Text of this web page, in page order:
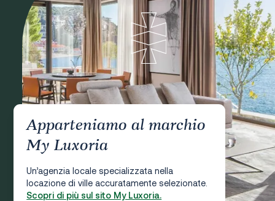
Apparteniamo al marchio
My Luxoria
Un’agenzia locale specializzata nella
locazione di ville accuratamente selezionate.
Scopri di più sul sito My Luxoria.